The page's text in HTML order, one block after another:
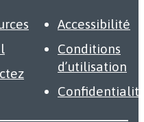
Accessibilité
Conditions
d’utilisation